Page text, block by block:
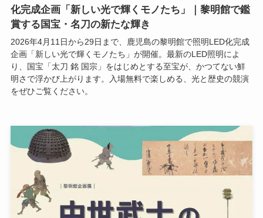
化完成企画「新しい光で輝くモノたち」｜黎明館で鑑
賞する国宝・名刀の新たな輝き
2026年4月11日から29日まで、鹿児島の黎明館で照明LED化完成
企画「新しい光で輝くモノたち」が開催。最新のLED照明によ
り、国宝「太刀 銘 国宗」をはじめとする至宝が、かつてない鮮
明さで浮かび上がります。入場無料で楽しめる、光と歴史の競演
をぜひご覧ください。